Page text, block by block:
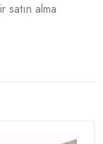
satın alma